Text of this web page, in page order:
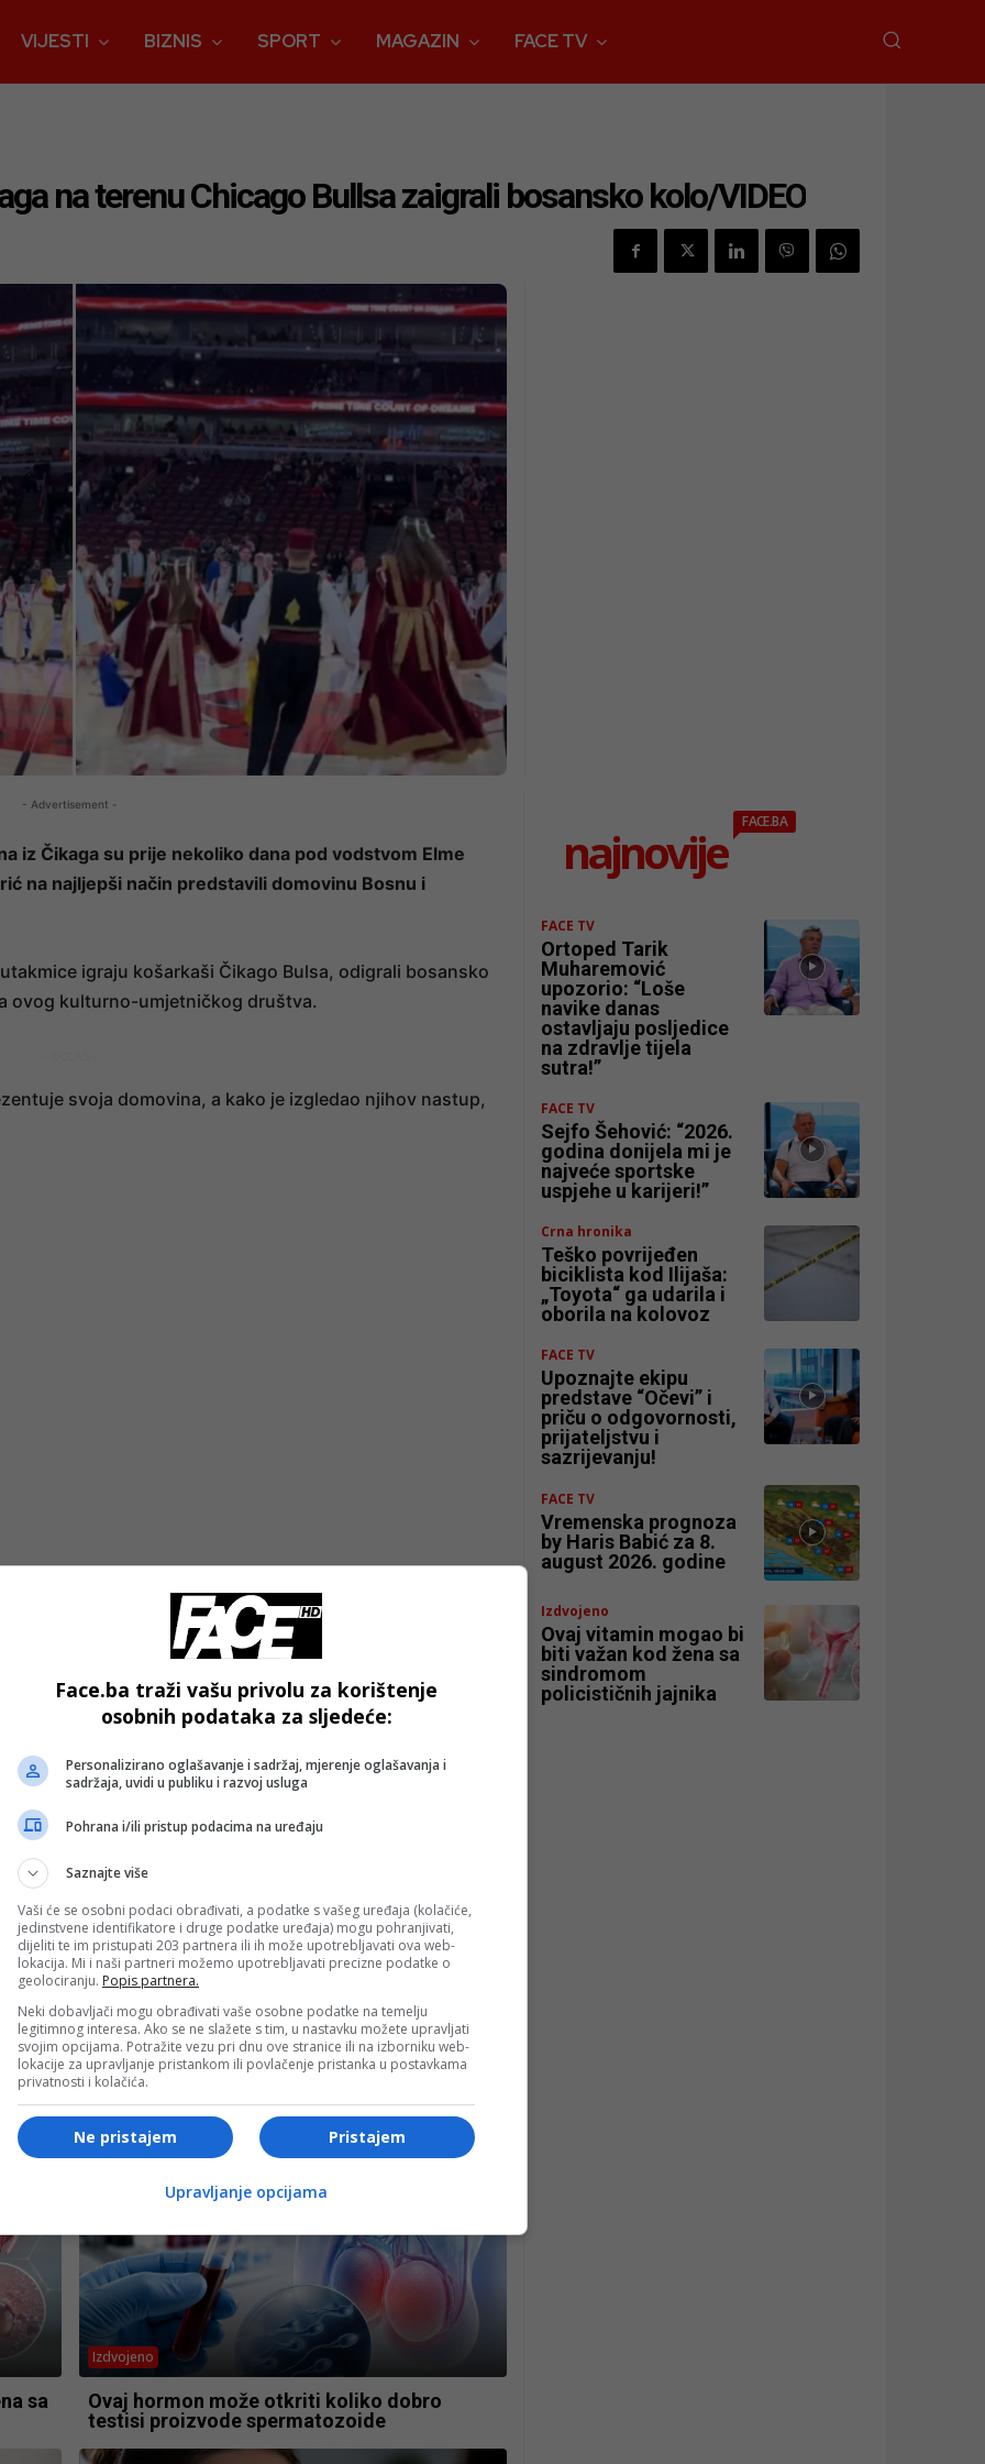
VIJESTI BIZNIS SPORT MAGAZIN FACE TV
na terenu Chicago Bullsa zaigrali bosansko kolo/VIDEO
- Advertisement -
iz Čikaga su prije nekoliko dana pod vodstvom Elme
na najljepši način predstavili domovinu Bosnu i
igraju košarkaši Čikago Bulsa, odigrali bosansko
ovog kulturno-umjetničkog društva.
svoja domovina, a kako je izgledao njihov nastup,
TODAY! WE DID IT!!!
PIRIC @EDINA
FIRST TIME IN HISTORY,
WAS REPRESENTED AT
CENTER!!#FOLKLOR
#BOSNIA#BOSNA
#BOSNIANTIKTOK
#FYP #FYPAGE
Frzina: Pin-It Health
sa
Izdvojeno
Ovaj hormon može otkriti koliko dobro
testisi proizvode spermatozoide
najnovije
FACE.BA
FACE TV
Ortoped Tarik
Muharemović
upozorio: “Loše
navike danas
ostavljaju posljedice
na zdravlje tijela
sutra!”
FACE TV
Sejfo Šehović: “2026.
godina donijela mi je
najveće sportske
uspjehe u karijeri!”
Crna hronika
Teško povrijeđen
biciklista kod Ilijaša:
„Toyota“ ga udarila i
oborila na kolovoz
FACE TV
Upoznajte ekipu
predstave “Očevi” i
priču o odgovornosti,
prijateljstvu i
sazrijevanju!
FACE TV
Vremenska prognoza
by Haris Babić za 8.
august 2026. godine
Izdvojeno
Ovaj vitamin mogao bi
biti važan kod žena sa
sindromom
policističnih jajnika
Face.ba traži vašu privolu za korištenje
osobnih podataka za sljedeće:
Personalizirano oglašavanje i sadržaj, mjerenje oglašavanja i
sadržaja, uvidi u publiku i razvoj usluga
Pohrana i/ili pristup podacima na uređaju
Saznajte više
Vaši će se osobni podaci obrađivati, a podatke s vašeg uređaja (kolačiće,
jedinstvene identifikatore i druge podatke uređaja) mogu pohranjivati,
dijeliti te im pristupati 203 partnera ili ih može upotrebljavati ova web-
lokacija. Mi i naši partneri možemo upotrebljavati precizne podatke o
geolociranju. Popis partnera.
Neki dobavljači mogu obrađivati vaše osobne podatke na temelju
legitimnog interesa. Ako se ne slažete s tim, u nastavku možete upravljati
svojim opcijama. Potražite vezu pri dnu ove stranice ili na izborniku web-
lokacije za upravljanje pristankom ili povlačenje pristanka u postavkama
privatnosti i kolačića.
Pristajem
Ne pristajem
Upravljanje opcijama